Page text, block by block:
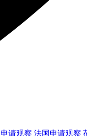
申请观察 法国申请观察